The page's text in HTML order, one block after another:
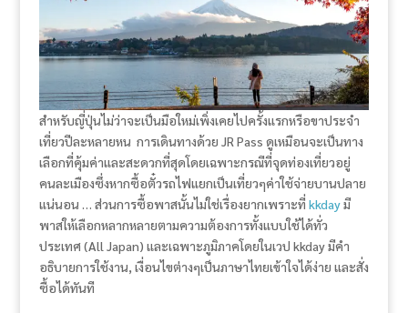
สำหรับญี่ปุ่นไม่ว่าจะเป็นมือใหม่เพิ่งเคยไปครั้งแรกหรือขาประจำ
เที่ยวปีละหลายหน การเดินทางด้วย JR Pass ดูเหมือนจะเป็นทาง
เลือกที่คุ้มค่าและสะดวกที่สุดโดยเฉพาะกรณีที่จุดท่องเที่ยวอยู่
คนละเมืองซึ่งหากซื้อตั๋วรถไฟแยกเป็นเที่ยวๆค่าใช้จ่ายบานปลาย
แน่นอน … ส่วนการซื้อพาสนั้นไม่ใช่เรื่องยากเพราะที่ kkdayมี
พาสให้เลือกหลากหลายตามความต้องการทั้งแบบใช้ได้ทั่ว
ประเทศ (All Japan) และเฉพาะภูมิภาคโดยในเวป ​kkday มีคำ
อธิบายการใช้งาน, เงื่อนไขต่างๆเป็นภาษาไทยเข้าใจได้ง่าย และสั่ง
ซื้อได้ทันที